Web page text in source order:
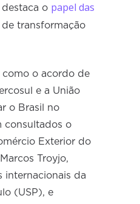
o papel das
transformação
o acordo de
e a União
o Brasil no
consultados o
Exterior do
Troyjo,
internacionais da
(USP), e